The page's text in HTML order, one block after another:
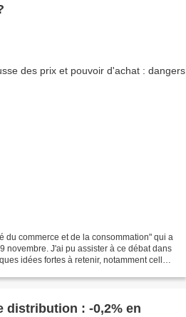
du commerce et de la consommation" qui a
novembre. J'ai pu assister à ce débat dans
idées fortes à retenir, notamment celles
distribution : -0,2% en